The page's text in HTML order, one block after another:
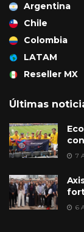
Argentina
Chile
Colombia
LATAM
Reseller MX
Últimas
7
6